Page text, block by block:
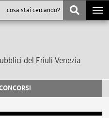
del Friuli Venezia